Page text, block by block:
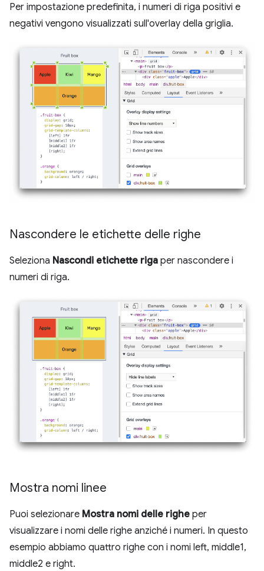
Per impostazione predefinita, i numeri di riga positivi e
negativi vengono visualizzati sull'overlay della griglia.
Nascondere le etichette delle righe
Seleziona Nascondi etichette riga per nascondere i
numeri di riga.
Mostra nomi linee
Puoi selezionare Mostra nomi delle righe per
visualizzare i nomi delle righe anziché i numeri. In questo
esempio abbiamo quattro righe con i nomi left, middle1,
middle2 e right.